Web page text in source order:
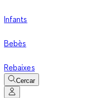
Infants
Bebès
Rebaixes
Cercar